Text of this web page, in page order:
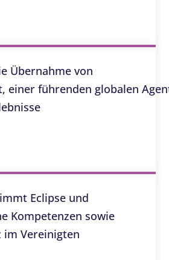
Übernahme von
einer führenden globalen
Eclipse und
Kompetenzen sowie
im Vereinigten